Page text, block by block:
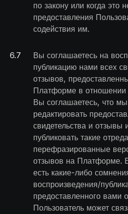
по закону или когда это
предоставления
содействия им.
6.7
Вы соглашаетесь на
публикацию нами всех
отзывов,
Платформе в отношении
Вы соглашаетесь, что
редактировать
свидетельства и отзывы
публиковать такие
перефразированные
отзывов на Платформе.
есть какие-либо
воспроизведения/
предоставленного вами
Пользователь может